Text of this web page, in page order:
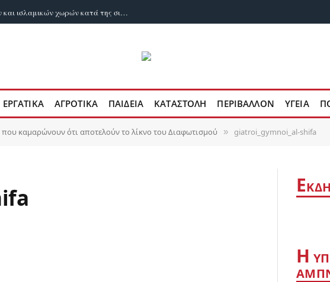
Οχτώ υπουργοί Εξωτερικών αραβικών και ισλαμικών χωρών κατά της σιωνιστικής οντότητας
ΕΡΓΑΤΙΚΑ ΑΓΡΟΤΙΚΑ ΠΑΙΔΕΙΑ ΚΑΤΑΣΤΟΛΗ ΠΕΡΙΒΑΛΛΟΝ ΥΓΕΙΑ
καμαρώνουν ότι αποτελούν το λίκνο του Διαφωτισμού » giatroi_gymnoi_al-shifa
Ε
Η